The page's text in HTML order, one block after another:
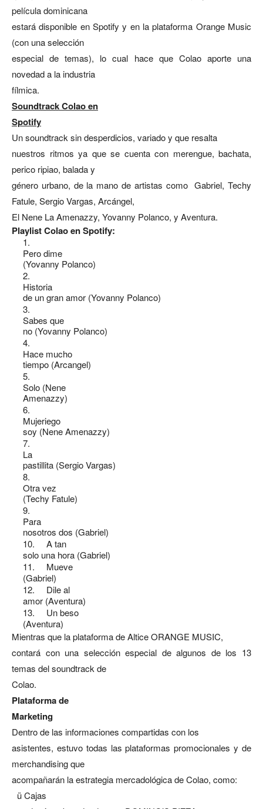
película dominicana
estará disponible en Spotify y en la plataforma Orange Music
(con una selección
especial de temas), lo cual hace que Colao aporte una
novedad a la industria
fílmica.
Soundtrack Colao en
Spotify
Un soundtrack sin desperdicios, variado y que resalta
nuestros ritmos ya que se cuenta con merengue, bachata,
perico ripiao, balada y
género urbano, de la mano de artistas como Gabriel, Techy
Fatule, Sergio Vargas, Arcángel,
El Nene La Amenazzy, Yovanny Polanco, y Aventura.
Playlist Colao en Spotify:
1.
Pero dime
(Yovanny Polanco)
2.
Historia
de un gran amor (Yovanny Polanco)
3.
Sabes que
no (Yovanny Polanco)
4.
Hace mucho
tiempo (Arcangel)
5.
Solo (Nene
Amenazzy)
6.
Mujeriego
soy (Nene Amenazzy)
7.
La
pastillita (Sergio Vargas)
8.
Otra vez
(Techy Fatule)
9.
Para
nosotros dos (Gabriel)
10.
A tan
solo una hora (Gabriel)
11.
Mueve
(Gabriel)
12.
Dile al
amor (Aventura)
13.
Un beso
(Aventura)
Mientras que la plataforma de Altice ORANGE MUSIC,
contará con una selección especial de algunos de los 13
temas del soundtrack de
Colao.
Plataforma de
Marketing
Dentro de las informaciones compartidas con los
asistentes, estuvo todas las plataformas promocionales y de
merchandising que
acompañarán la estrategia mercadológica de Colao, como:
ü Cajas